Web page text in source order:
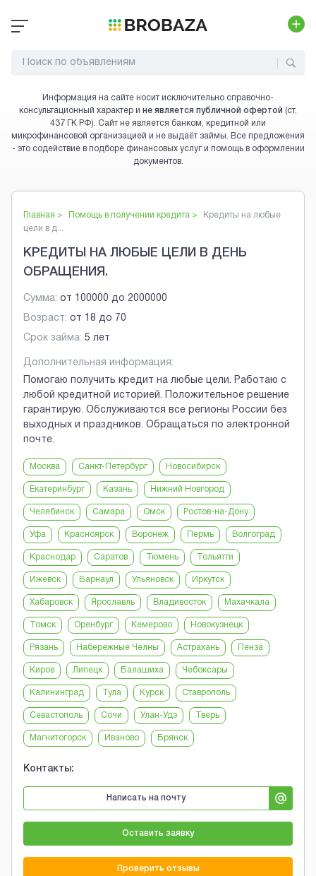
Информация на сайте носит исключительно справочно-
консультационный характер и не является публичной офертой (ст.
437 ГК РФ). Сайт не является банком, кредитной или
микрофинансовой организацией и не выдаёт займы. Все предложения
- это содействие в подборе финансовых услуг и помощь в оформлении
документов.
Главная > Помощь в получении кредита >
Кредиты на любые
цели в д...
КРЕДИТЫ НА ЛЮБЫЕ ЦЕЛИ В ДЕНЬ
ОБРАЩЕНИЯ.
Сумма: от 100000 до 2000000
Возраст: от 18 до 70
Срок займа: 5 лет
Дополнительная информация:
Помогаю получить кредит на любые цели. Работаю с
любой кредитной историей. Положительное решение
гарантирую. Обслуживаются все регионы России без
выходных и праздников. Обращаться по электронной
почте.
Москва Санкт-Петербург Новосибирск
Екатеринбург Казань Нижний Новгород
Челябинск Самара Омск Ростов-на-Дону
Уфа Красноярск Воронеж Пермь Волгоград
Краснодар Саратов Тюмень Тольятти
Ижевск Барнаул Ульяновск Иркутск
Хабаровск Ярославль Владивосток Махачкала
Томск Оренбург Кемерово Новокузнецк
Рязань Набережные Челны Астрахань Пенза
Киров Липецк Балашиха Чебоксары
Калининград Тула Курск Ставрополь
Севастополь Сочи Улан-Удэ Тверь
Магнитогорск Иваново Брянск
Контакты:
Написать на почту
Оставить заявку
Проверить отзывы